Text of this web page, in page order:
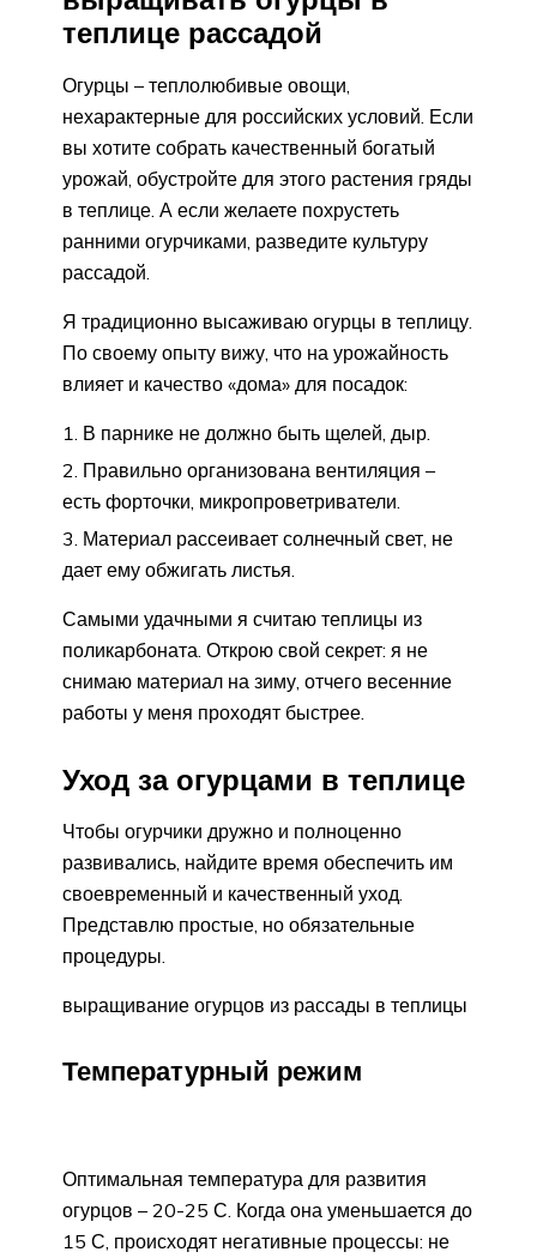
теплице рассадой
Огурцы – теплолюбивые овощи,
нехарактерные для российских условий. Если
вы хотите собрать качественный богатый
урожай, обустройте для этого растения гряды
в теплице. А если желаете похрустеть
ранними огурчиками, разведите культуру
рассадой.
Я традиционно высаживаю огурцы в теплицу.
По своему опыту вижу, что на урожайность
влияет и качество «дома» для посадок:
В парнике не должно быть щелей, дыр.
Правильно организована вентиляция –
есть форточки, микропроветриватели.
Материал рассеивает солнечный свет, не
дает ему обжигать листья.
Самыми удачными я считаю теплицы из
поликарбоната. Открою свой секрет: я не
снимаю материал на зиму, отчего весенние
работы у меня проходят быстрее.
Уход за огурцами в теплице
Чтобы огурчики дружно и полноценно
развивались, найдите время обеспечить им
своевременный и качественный уход.
Представлю простые, но обязательные
процедуры.
выращивание огурцов из рассады в теплицы
Температурный режим
Оптимальная температура для развития
огурцов – 20-25 С. Когда она уменьшается до
15 С, происходят негативные процессы: не